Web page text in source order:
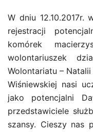
W dniu 12.10.2017r.
rejestracji
komórek
wolontariuszek
Wolontariatu – Natalii
Wiśniewskiej nasi
jako potencjalni
przedstawiciele
szansy. Cieszy nas